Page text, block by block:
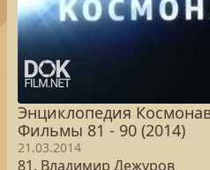
Энциклопедия
Фильмы 81 - 90 (2014)
21.03.2014
81. Владимир Дежуров